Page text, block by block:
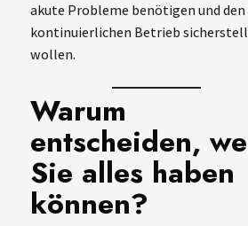
akute Probleme benötigen und den
kontinuierlichen Betrieb
wollen.
Warum
entscheiden,
Sie alles haben
können?